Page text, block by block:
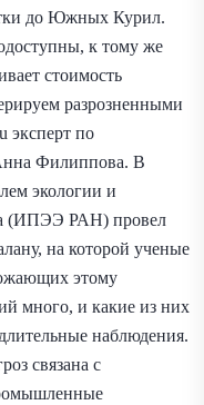
до Южных Курил.
к тому же
стоимость
разрозненными
эксперт по
Филиппова. В
экологии и
(ИПЭЭ РАН) провел
на которой ученые
этому
много, и какие из них
наблюдения.
связана с